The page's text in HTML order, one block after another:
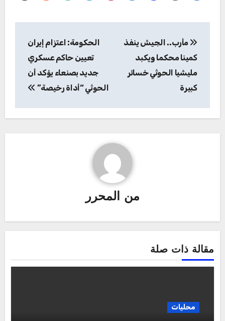
المقالات
مأرب.. الجيش ينفذ
كمينا محكما ويكبد
مليشيا الحوثي خسائر
كبيرة
الحكومة: اعتزام إيران
تعيين حاكم عسكري
جديد بصنعاء يؤكد أن
الحوثي “أداة رخيصة”
من المحرر
مقالة ذات صلة
محليات